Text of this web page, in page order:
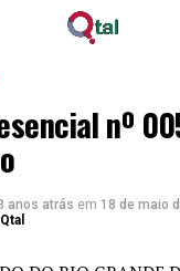
nº
anos atrás em 18 de maio